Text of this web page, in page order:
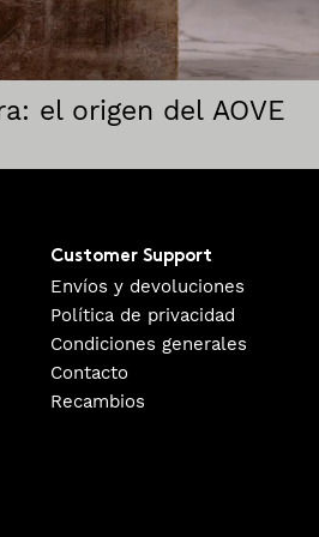
el origen del AOVE
Customer Support
Envíos y devoluciones
Política de privacidad
Condiciones generales
Contacto
Recambios